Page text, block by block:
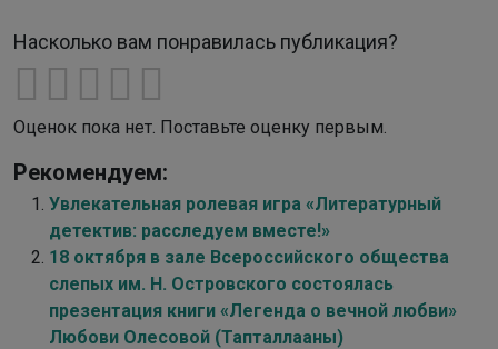
Насколько вам понравилась публикация?
Оценок пока нет. Поставьте оценку первым.
Рекомендуем:
Увлекательная ролевая игра «Литературный
детектив: расследуем вместе!»
18 октября в зале Всероссийского общества
слепых им. Н. Островского состоялась
презентация книги «Легенда о вечной любви»
Любови Олесовой (Тапталлааны)